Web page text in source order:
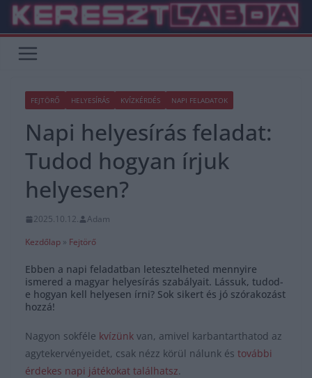
Skip
content
FEJTÖRŐ HELYESÍRÁS KVÍZKÉRDÉS NAPI FELADATOK
Napi helyesírás feladat:
Tudod hogyan írjuk
helyesen?
2025.10.12.
Adam
Kezdőlap » Fejtörő
Ebben a napi feladatban letesztelheted mennyire
ismered a magyar helyesírás szabályait. Lássuk, tudod-
e hogyan kell helyesen írni? Sok sikert és jó szórakozást
hozzá!
Nagyon sokféle kvízünk van, amivel karbantarthatod az
agytekervényeidet, csak nézz körül nálunk és további
érdekes napi játékokat találhatsz.